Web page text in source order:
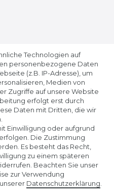
Technologien auf
personenbezogene Daten
(z.B. IP-Adresse), um
Medien von
Zugriffe auf unsere Website
erfolgt erst durch
Daten mit Dritten, die wir
Einwilligung oder aufgrund
Die Zustimmung
Es besteht das Recht,
zu einem späteren
Beachten Sie unser
zur Verwendung
Daten­schutz­erklärung